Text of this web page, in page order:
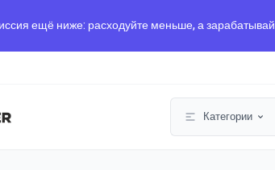
ещё ниже: расходуйте меньше, а
Категории